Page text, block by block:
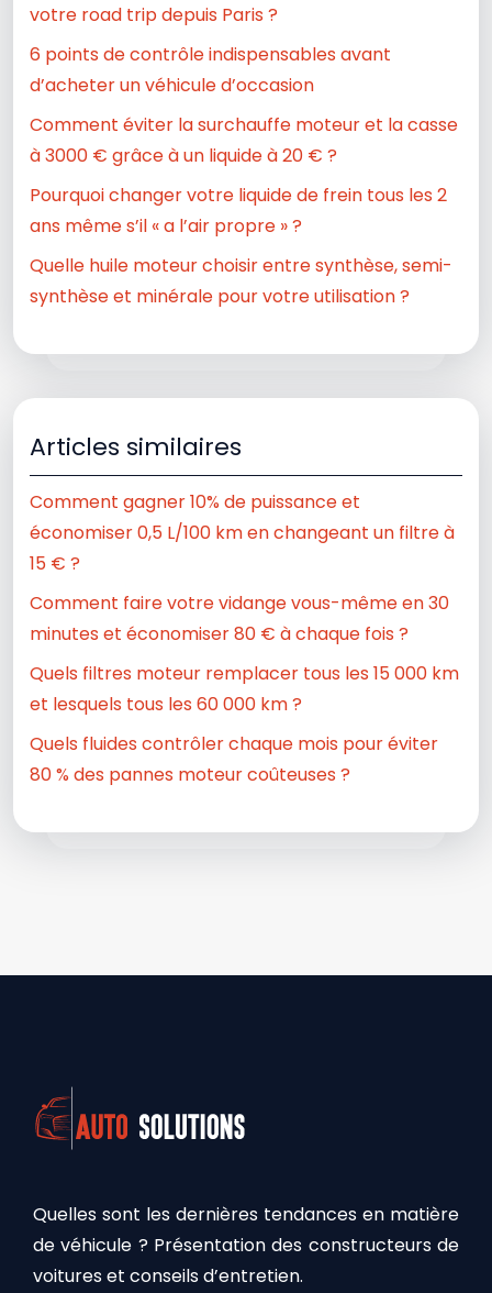
votre road trip depuis Paris ?
6 points de contrôle indispensables avant
d’acheter un véhicule d’occasion
Comment éviter la surchauffe moteur et la casse
à 3000 € grâce à un liquide à 20 € ?
Pourquoi changer votre liquide de frein tous les 2
ans même s’il « a l’air propre » ?
Quelle huile moteur choisir entre synthèse, semi-
synthèse et minérale pour votre utilisation ?
Articles similaires
Comment gagner 10% de puissance et
économiser 0,5 L/100 km en changeant un filtre à
15 € ?
Comment faire votre vidange vous-même en 30
minutes et économiser 80 € à chaque fois ?
Quels filtres moteur remplacer tous les 15 000 km
et lesquels tous les 60 000 km ?
Quels fluides contrôler chaque mois pour éviter
80 % des pannes moteur coûteuses ?
Quelles sont les dernières tendances en matière
de véhicule ? Présentation des constructeurs de
voitures et conseils d’entretien.